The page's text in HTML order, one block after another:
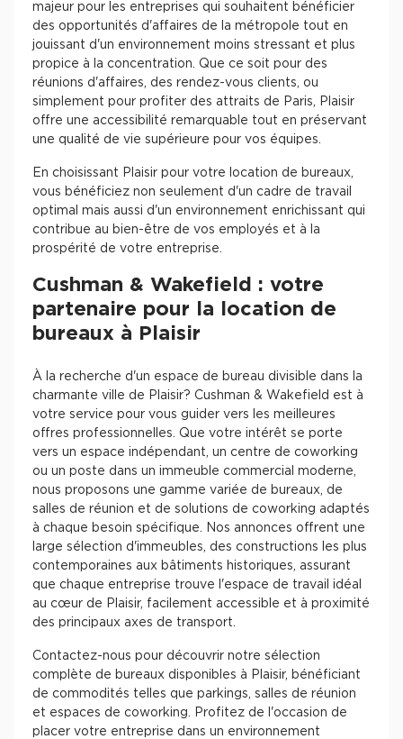
majeur pour les entreprises qui souhaitent bénéficier
des opportunités d'affaires de la métropole tout en
jouissant d'un environnement moins stressant et plus
propice à la concentration. Que ce soit pour des
réunions d'affaires, des rendez-vous clients, ou
simplement pour profiter des attraits de Paris, Plaisir
offre une accessibilité remarquable tout en préservant
une qualité de vie supérieure pour vos équipes.
En choisissant Plaisir pour votre location de bureaux,
vous bénéficiez non seulement d'un cadre de travail
optimal mais aussi d'un environnement enrichissant qui
contribue au bien-être de vos employés et à la
prospérité de votre entreprise.
Cushman & Wakefield : votre
partenaire pour la location de
bureaux à Plaisir
À la recherche d'un espace de bureau divisible dans la
charmante ville de Plaisir? Cushman & Wakefield est à
votre service pour vous guider vers les meilleures
offres professionnelles. Que votre intérêt se porte
vers un espace indépendant, un centre de coworking
ou un poste dans un immeuble commercial moderne,
nous proposons une gamme variée de bureaux, de
salles de réunion et de solutions de coworking adaptés
à chaque besoin spécifique. Nos annonces offrent une
large sélection d'immeubles, des constructions les plus
contemporaines aux bâtiments historiques, assurant
que chaque entreprise trouve l'espace de travail idéal
au cœur de Plaisir, facilement accessible et à proximité
des principaux axes de transport.
Contactez-nous pour découvrir notre sélection
complète de bureaux disponibles à Plaisir, bénéficiant
de commodités telles que parkings, salles de réunion
et espaces de coworking. Profitez de l'occasion de
placer votre entreprise dans un environnement